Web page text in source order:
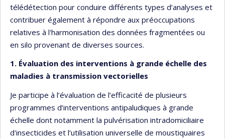
télédétection pour conduire différents types d’analyses et
contribuer également à répondre aux préoccupations
relatives à l'harmonisation des données fragmentées ou
en silo provenant de diverses sources.
1. Évaluation des interventions à grande échelle des
maladies à transmission vectorielles
Je participe à l’évaluation de l’efficacité de plusieurs
programmes d’interventions antipaludiques à grande
échelle dont notamment la pulvérisation intradomiciliaire
d'insecticides et l’utilisation universelle de moustiquaires